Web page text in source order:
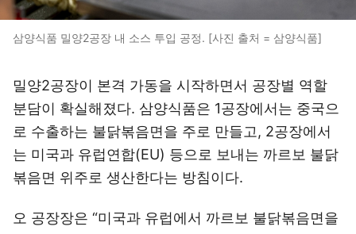
삼양식품 밀양2공장 내 소스 투입 공정. [사진 출처 = 삼양식품]
밀양2공장이 본격 가동을 시작하면서 공장별 역할
분담이 확실해졌다. 삼양식품은 1공장에서는 중국으
로 수출하는 불닭볶음면을 주로 만들고, 2공장에서
는 미국과 유럽연합(EU) 등으로 보내는 까르보 불닭
볶음면 위주로 생산한다는 방침이다.
오 공장장은 “미국과 유럽에서 까르보 불닭볶음면을